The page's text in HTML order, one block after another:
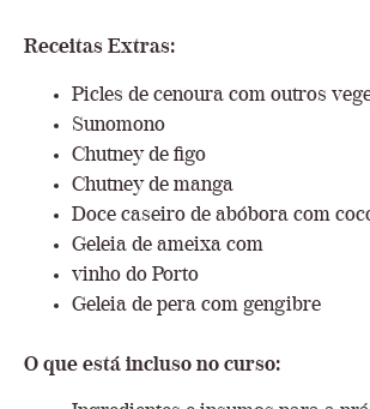
Receitas Extras:
Picles de cenoura com outros
Sunomono
Chutney de figo
Chutney de manga
Doce caseiro de abóbora com
Geleia de ameixa com
vinho do Porto
Geleia de pera com gengibre
O que está incluso no curso: